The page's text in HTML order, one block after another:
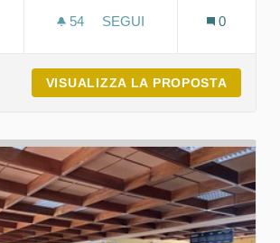
54 54 SOSTENITORI
SEGUI
0
VISUALIZZA LA PROPOSTA